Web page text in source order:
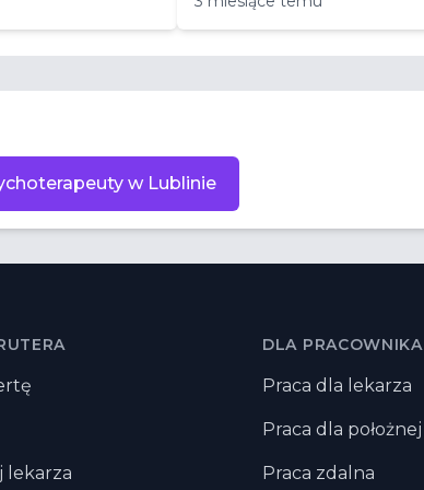
w Lublinie
lekarza
DLA PRACOWNIKA
Praca dla lekarza
Praca dla położnej
Praca zdalna